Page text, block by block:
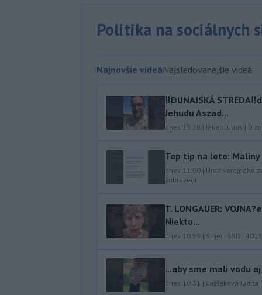
Politika na sociálnych
Najnovšie videáNajsledovanejšie videá
‼️DUNAJSKÁ
Jehudu Aszad...
dnes 13:28 |Jakab Július | 0
Top tip na leto:
dnes 11:00 | Úrad verejného
zobrazení
T. LONGAUER:
Niekto...
dnes 10:59 | Smer - SSD | 4013
...aby sme mali vodu
dnes 10:31 | Laššáková Judita |